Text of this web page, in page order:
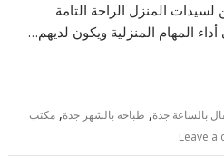
المنزل الراحة التامة
المهام المنزلية ويكون لديهم…
بالساعة جدة, طباخه بالشهر جدة,مكتب
Leave a